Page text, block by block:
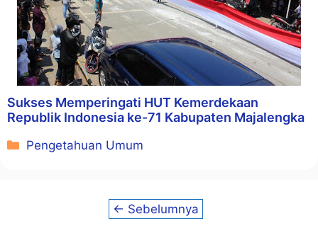
Sukses Memperingati HUT Kemerdekaan
Republik Indonesia ke-71 Kabupaten Majalengka
Kategori
Pengetahuan Umum
← Sebelumnya